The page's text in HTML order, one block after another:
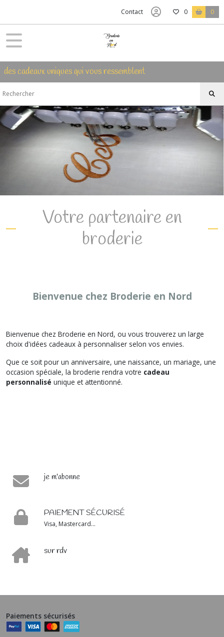
Contact 0 0
des cadeaux uniques qui vous ressemblent
Votre partenaire en
broderie
Bienvenue chez Broderie en Nord
Bienvenue chez Broderie en Nord, ou vous trouverez un large
choix d'idées cadeaux à personnaliser selon vos envies.
Que ce soit pour un anniversaire, une naissance, un mariage, une
occasion spéciale, la broderie rendra votre cadeau
personnalisé unique et attentionné.
je m'abonne
PAIEMENT SÉCURISÉ
Visa, Mastercard...
sur rdv
Paiements sécurisés